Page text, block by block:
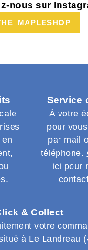
nous sur
Service
À votre
pour
par mail
téléphone.
ici pour
& Collect
votre
à Le Landreau